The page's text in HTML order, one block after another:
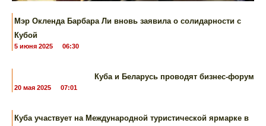
Мэр Окленда Барбара Ли вновь заявила о солидарности с
Кубой
5 июня 2025 06:30
Куба и Беларусь проводят бизнес-форум
20 мая 2025 07:01
Куба участвует ​​на Международной туристической ярмарке в